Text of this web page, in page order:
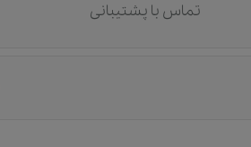
تماس با پشتیبانی